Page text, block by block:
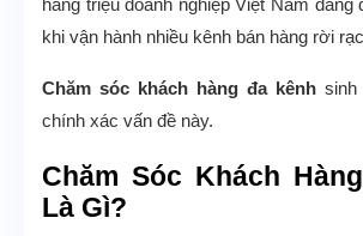
hàng triệu doanh nghiệp Việt Nam đang
khi vận hành nhiều kênh bán hàng rời
Chăm sóc khách hàng đa kênh
chính xác vấn đề này.
Chăm Sóc Khách
Là Gì?